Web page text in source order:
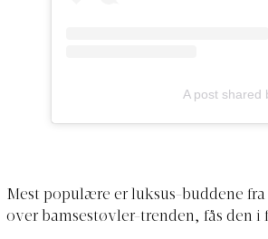
A post shared
Mest populære er luksus-buddene
over bamsestøvler-trenden, fås den i